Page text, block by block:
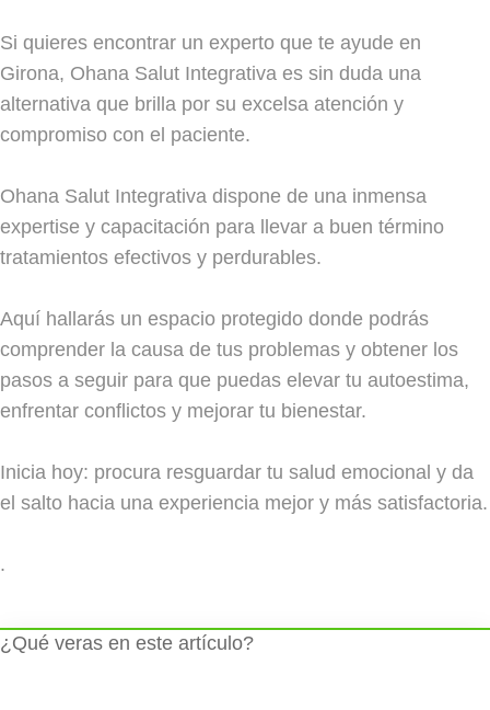
Si quieres encontrar un experto que te ayude en
Girona, Ohana Salut Integrativa es sin duda una
alternativa que brilla por su excelsa atención y
compromiso con el paciente.
Ohana Salut Integrativa dispone de una inmensa
expertise y capacitación para llevar a buen término
tratamientos efectivos y perdurables.
Aquí hallarás un espacio protegido donde podrás
comprender la causa de tus problemas y obtener los
pasos a seguir para que puedas elevar tu autoestima,
enfrentar conflictos y mejorar tu bienestar.
Inicia hoy: procura resguardar tu salud emocional y da
el salto hacia una experiencia mejor y más satisfactoria.
.
¿Qué veras en este artículo?